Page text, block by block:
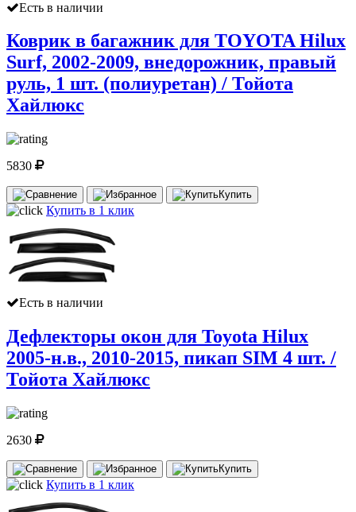
Есть в наличии
Коврик в багажник для TOYOTA Hilux
Surf, 2002-2009, внедорожник, правый
руль, 1 шт. (полиуретан) / Тойота
Хайлюкс
5830
Купить
Купить в 1 клик
Есть в наличии
Дефлекторы окон для Toyota Hilux
2005-н.в., 2010-2015, пикап SIM 4 шт. /
Тойота Хайлюкс
2630
Купить
Купить в 1 клик